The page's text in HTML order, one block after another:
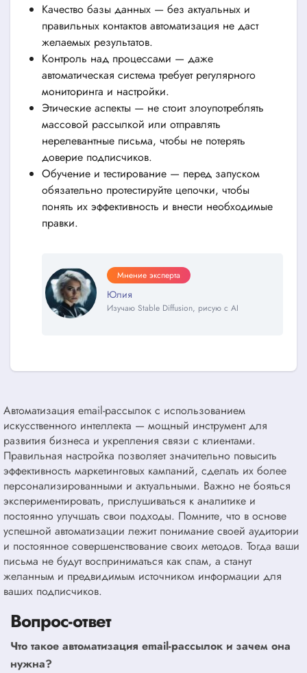
Качество базы данных — без актуальных и
правильных контактов автоматизация не даст
желаемых результатов.
Контроль над процессами — даже
автоматическая система требует регулярного
мониторинга и настройки.
Этические аспекты — не стоит злоупотреблять
массовой рассылкой или отправлять
нерелевантные письма, чтобы не потерять
доверие подписчиков.
Обучение и тестирование — перед запуском
обязательно протестируйте цепочки, чтобы
понять их эффективность и внести необходимые
правки.
Мнение эксперта
Юлия
Изучаю Stable Diffusion, рисую с AI
Автоматизация email-рассылок с использованием
искусственного интеллекта — мощный инструмент для
развития бизнеса и укрепления связи с клиентами.
Правильная настройка позволяет значительно повысить
эффективность маркетинговых кампаний, сделать их более
персонализированными и актуальными. Важно не бояться
экспериментировать, прислушиваться к аналитике и
постоянно улучшать свои подходы. Помните, что в основе
успешной автоматизации лежит понимание своей аудитории
и постоянное совершенствование своих методов. Тогда ваши
письма не будут восприниматься как спам, а станут
желанным и предвидимым источником информации для
ваших подписчиков.
Вопрос-ответ
Что такое автоматизация email-рассылок и зачем она
нужна?